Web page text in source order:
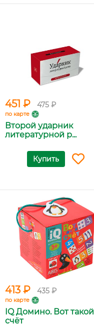
451 ₽ 475 ₽
по карте
Второй ударник
литературной р...
Купить
413 ₽ 435 ₽
по карте
IQ Домино. Вот такой
счёт